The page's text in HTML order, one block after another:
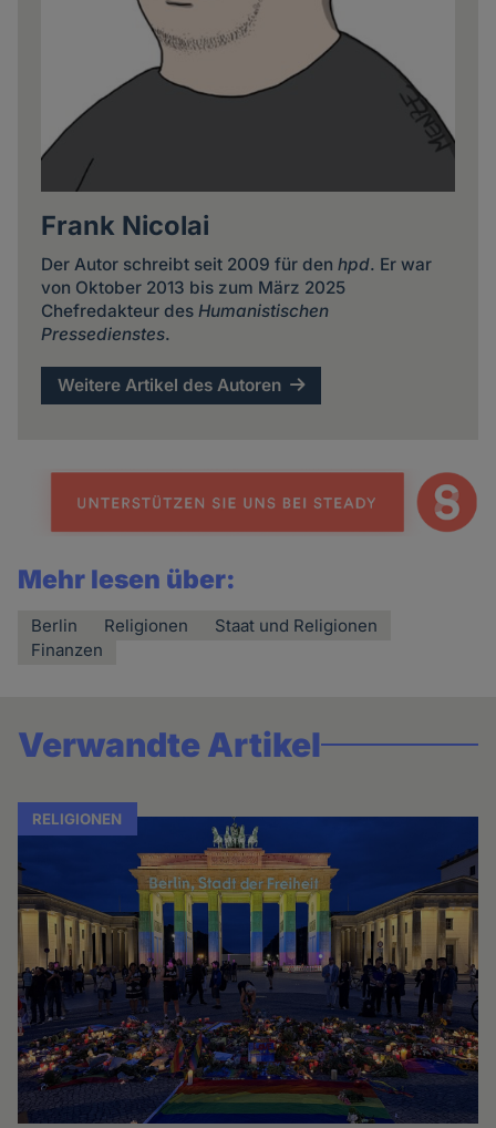
Frank Nicolai
Der Autor schreibt seit 2009 für den hpd. Er war
von Oktober 2013 bis zum März 2025
Chefredakteur des Humanistischen
Pressedienstes.
Weitere Artikel des Autoren
Mehr lesen über:
Berlin Religionen
Staat und Religionen
Finanzen
Verwandte Artikel
RELIGIONEN